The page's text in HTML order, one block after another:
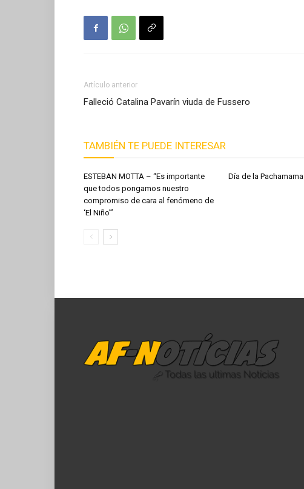
Artículo anterior
Falleció Catalina Pavarín viuda de Fussero
TAMBIÉN TE PUEDE INTERESAR
ESTEBAN MOTTA – “Es importante
que todos pongamos nuestro
compromiso de cara al fenómeno de
‘El Niño’”
Día de la Pachamama